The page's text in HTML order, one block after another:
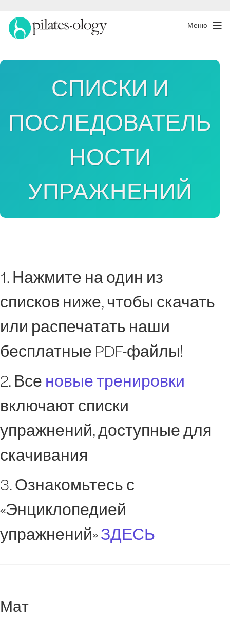
Меню
СПИСКИ И
ПОСЛЕДОВАТЕЛЬ
НОСТИ
УПРАЖНЕНИЙ
1. Нажмите на один из
списков ниже, чтобы скачать
или распечатать наши
бесплатные PDF-файлы!
2. Все новые тренировки
включают списки
упражнений, доступные для
скачивания
3. Ознакомьтесь с
«Энциклопедией
упражнений»ЗДЕСЬ
Мат